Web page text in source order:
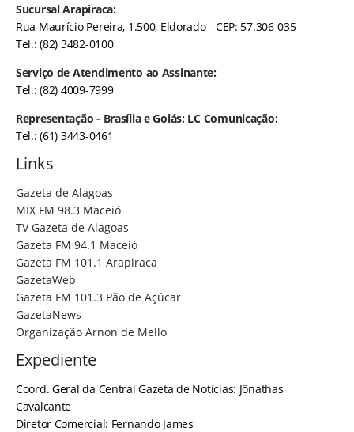
Sucursal Arapiraca:
Rua Maurício Pereira, 1.500, Eldorado - CEP: 57.306-035
Tel.: (82) 3482-0100
Serviço de Atendimento ao Assinante:
Tel.: (82) 4009-7999
Representação - Brasília e Goiás: LC Comunicação:
Tel.: (61) 3443-0461
Links
Gazeta de Alagoas
MIX FM 98.3 Maceió
TV Gazeta de Alagoas
Gazeta FM 94.1 Maceió
Gazeta FM 101.1 Arapiraca
GazetaWeb
Gazeta FM 101.3 Pão de Açúcar
GazetaNews
Organização Arnon de Mello
Expediente
Coord. Geral da Central Gazeta de Notícias: Jônathas
Cavalcante
Diretor Comercial: Fernando James